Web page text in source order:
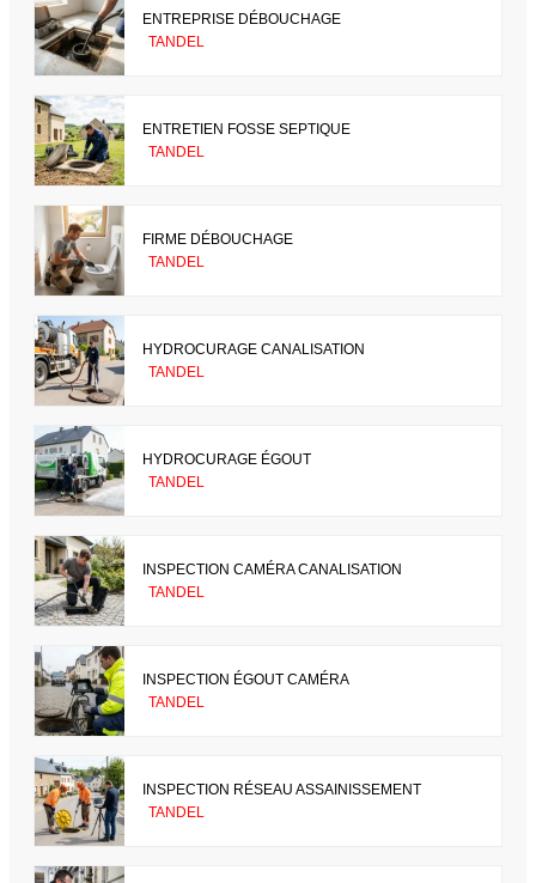
ENTREPRISE DÉBOUCHAGE
TANDEL
ENTRETIEN FOSSE SEPTIQUE
TANDEL
FIRME DÉBOUCHAGE
TANDEL
HYDROCURAGE CANALISATION
TANDEL
HYDROCURAGE ÉGOUT
TANDEL
INSPECTION CAMÉRA CANALISATION
TANDEL
INSPECTION ÉGOUT CAMÉRA
TANDEL
INSPECTION RÉSEAU ASSAINISSEMENT
TANDEL